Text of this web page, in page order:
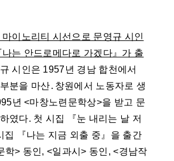
이노리티 시선으로 문영규 시인
는 안드로메다로 가겠다』가 출
시인은 1957년 경남 합천에서
분을 마산․창원에서 노동자로 생
년 <마창노련문학상>을 받고 문
였다. 첫 시집 『눈 내리는 날 저
집 『나는 지금 외출 중』을 출간
학> 동인, <일과시> 동인, <경남작